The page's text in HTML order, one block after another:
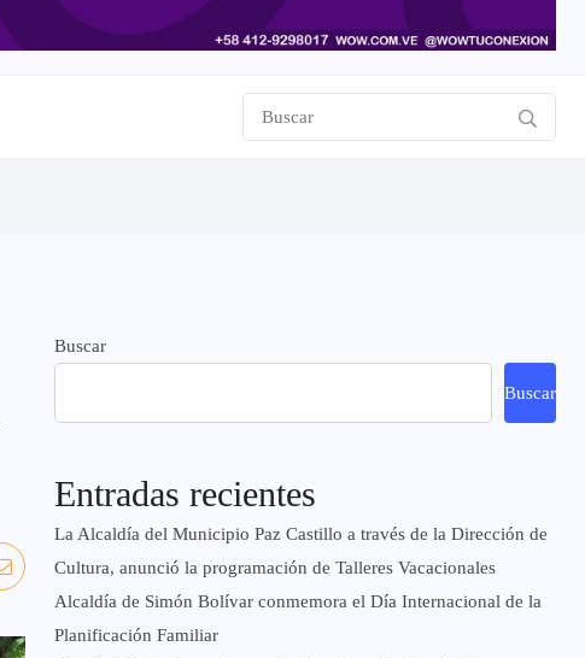
Buscar
Buscar
Entradas recientes
La Alcaldía del Municipio Paz Castillo a través de la Dirección de
Cultura, anunció la programación de Talleres Vacacionales
Alcaldía de Simón Bolívar conmemora el Día Internacional de la
Planificación Familiar